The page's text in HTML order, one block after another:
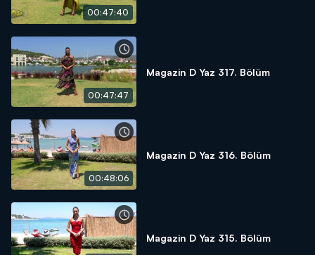
00:47:40
00:47:47
Magazin D Yaz 317. Bölüm
00:48:06
Magazin D Yaz 316. Bölüm
Magazin D Yaz 315. Bölüm